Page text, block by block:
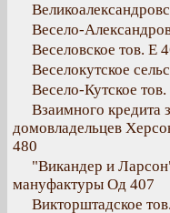
Весело-
Веселовское тов. Е
Веселокутское
Весело-Кутское
Взаимного кредита
домовладельцев
480
"Викандер и
мануфактуры Од 407
Викторштадское